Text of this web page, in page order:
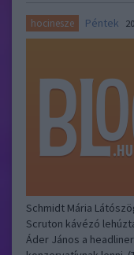
hocinesze Péntek
Schmidt Mária
Scruton kávézó
Áder János a